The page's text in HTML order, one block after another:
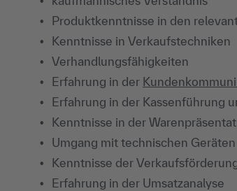
Produktkenntnisse in den
Kenntnisse in Verkaufstechniken
Verhandlungsfähigkeiten
Erfahrung in der
Erfahrung in der Kassenführung
Kenntnisse in der
Umgang mit technischen
Kenntnisse der
Erfahrung in der Umsatzanalyse